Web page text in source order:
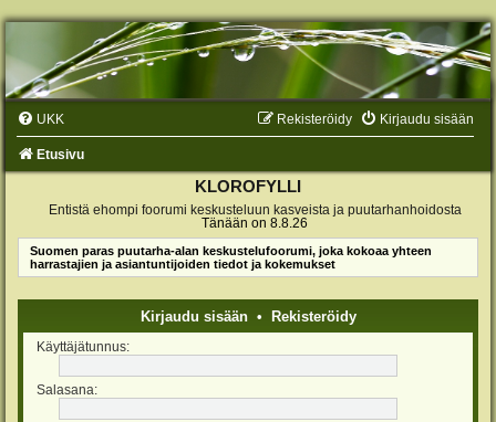
UKK Kirjaudu sisään
Rekisteröidy
Etusivu
KLOROFYLLI
Entistä ehompi foorumi keskusteluun kasveista ja puutarhanhoidosta
Tänään on 8.8.26
Suomen paras puutarha-alan keskustelufoorumi, joka kokoaa yhteen
harrastajien ja asiantuntijoiden tiedot ja kokemukset
Kirjaudu sisään• Rekisteröidy
Käyttäjätunnus:
Salasana: